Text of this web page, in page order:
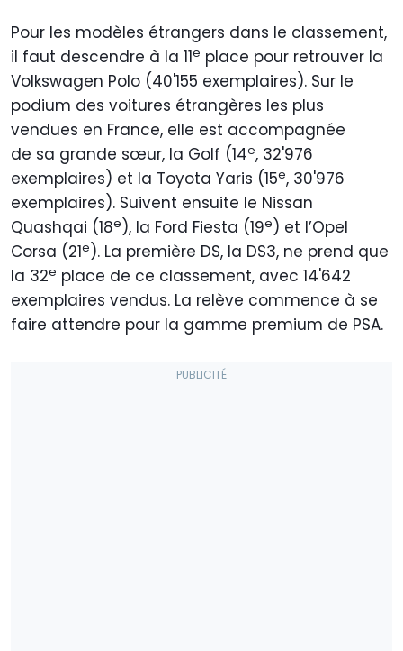
Picasso II
10.
Renault
Twingo III
40'793 (2%)
11.
Volkswagen
Polo
40'155 (2%)
32. DS DS3 14'642 (0,5%)
Pour les modèles étrangers dans le classement,
il faut descendre à la 11e place pour retrouver la
Volkswagen Polo (40'155 exemplaires). Sur le
podium des voitures étrangères les plus
vendues en France, elle est accompagnée
de sa grande sœur, la Golf (14e, 32'976
exemplaires) et la Toyota Yaris (15e, 30'976
exemplaires). Suivent ensuite le Nissan
Quashqai (18e), la Ford Fiesta (19e) et l’Opel
Corsa (21e). La première DS, la DS3, ne prend que
la 32e place de ce classement, avec 14'642
exemplaires vendus. La relève commence à se
faire attendre pour la gamme premium de PSA.